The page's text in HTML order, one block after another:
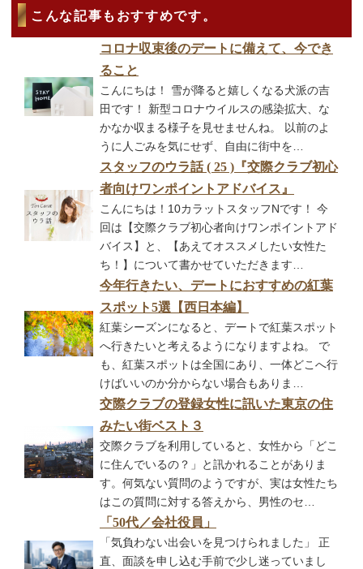
こんな記事もおすすめです。
コロナ収束後のデートに備えて、今でき
ること
こんにちは！ 雪が降ると嬉しくなる犬派の吉
田です！ 新型コロナウイルスの感染拡大、な
かなか収まる様子を見せませんね。 以前のよ
うに人ごみを気にせず、自由に街中を…
スタッフのウラ話 ( 25 )『交際クラブ初心
者向けワンポイントアドバイス』
こんにちは！10カラットスタッフNです！ 今
回は【交際クラブ初心者向けワンポイントアド
バイス】と、【あえてオススメしたい女性た
ち！】について書かせていただきます…
今年行きたい、デートにおすすめの紅葉
スポット5選【西日本編】
紅葉シーズンになると、デートで紅葉スポット
へ行きたいと考えるようになりますよね。 で
も、紅葉スポットは全国にあり、一体どこへ行
けばいいのか分からない場合もありま…
交際クラブの登録女性に訊いた東京の住
みたい街ベスト３
交際クラブを利用していると、女性から「どこ
に住んでいるの？」と訊かれることがありま
す。何気ない質問のようですが、実は女性たち
はこの質問に対する答えから、男性のセ…
「50代／会社役員」
「気負わない出会いを見つけられました」 正
直、面談を申し込む手前で少し迷っていまし